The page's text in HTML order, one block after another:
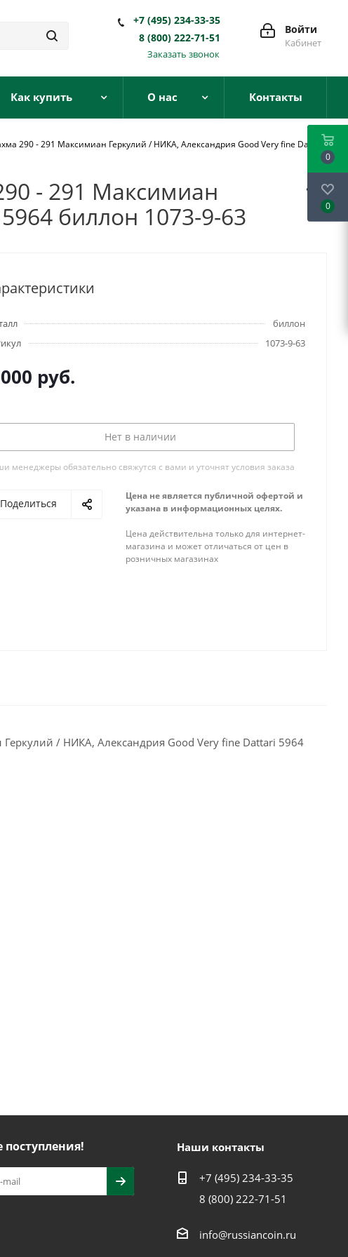
Войти
Кабинет
+7 (495) 234-33-35
8 (800) 222-71-51
Заказать звонок
Как купить О нас Контакты
290 - 291 Максимиан Геркулий / НИКА, Александрия Good Very fine Dattari
- 291 Максимиан
биллон 1073-9-63
биллон
1073-9-63
руб.
Нет в наличии
менеджеры обязательно свяжутся с вами и уточнят условия заказа
Поделиться
Цена не является публичной офертой и
указана в информационных целях.
Цена действительна только для интернет-
магазина и может отличаться от цен в
розничных магазинах
/ НИКА, Александрия Good Very fine Dattari 5964
Наши контакты
+7 (495) 234-33-35
8 (800) 222-71-51
info@russiancoin.ru
0
0